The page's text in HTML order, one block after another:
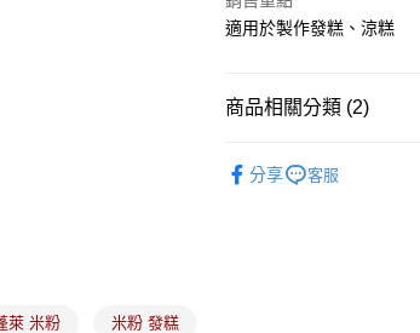
適用於製作發糕、涼糕
商品相關分類 (2)
分享 客服
萊 米粉 米粉 發糕